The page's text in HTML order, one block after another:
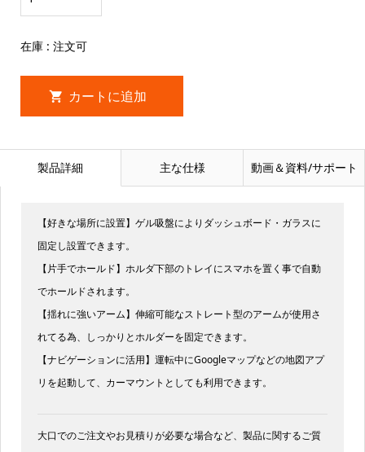
在庫 : 注文可
製品詳細 主な仕様 動画＆資料/サポート
【好きな場所に設置】ゲル吸盤によりダッシュボード・ガラスに
固定し設置できます。
【片手でホールド】ホルダ下部のトレイにスマホを置く事で自動
でホールドされます。
【揺れに強いアーム】伸縮可能なストレート型のアームが使用さ
れてる為、しっかりとホルダーを固定できます。
【ナビゲーションに活用】運転中にGoogleマップなどの地図アプ
リを起動して、カーマウントとしても利用できます。
大口でのご注文やお見積りが必要な場合など、製品に関するご質